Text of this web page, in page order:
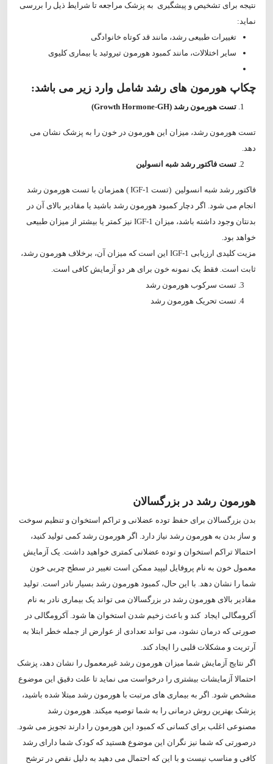
نتیجه برای تشخیص و پیشگیری به پزشک مراجعه تا شرایط ذیل را بررسی
نماید:
تغییرات طبیعی رشد، مانند قد کوتاه خانوادگی
سایر اختلالات، مانند کمبود هورمون تیروئید یا بیماری کلیوی
چکاپ هورمون های رشد شامل وارد زیر می باشد:
تست هورمون رشد (Growth Hormone-GH)
تست هورمون رشد، میزان این هورمون در خون را به پزشک نشان می
دهد.
تست فاکتور رشد شبه انسولین
فاکتور رشد شبه انسولین (تست IGF-1 ) همزمان با تست هورمون رشد
انجام می شود. اگر دچار کمبود هورمون رشد باشید یا مقادیر بالای آن در
بدنتان وجود داشته باشد، میزان IGF-1 نیز کمتر یا بیشتر از میزان طبیعی
خواهد بود.
مزیت کلیدی ارزیابی IGF-1 این است که میزان آن، برخلاف هورمون رشد،
ثابت است. فقط یک نمونه خون برای هر دو آزمایش کافی است.
تست سرکوب هورمون رشد
تست تحریک هورمون رشد
هورمون رشد در بزرگسالان
بدن بزرگسالان برای حفظ توده عضلانی و تراکم استخوان و تنظیم سوخت
و ساز بدن به هورمون رشد نیاز دارد. اگر هورمون رشد کمی تولید کنید،
احتمالا تراکم استخوان و توده عضلانی کمتری خواهید داشت. یک آزمایش
معمول خون به نام پروفایل لیپید ممکن است تغییر در سطح چربی خون
شما را نشان دهد. با این حال، کمبود هورمون رشد بسیار نادر است. تولید
مقادیر بالای هورمون رشد در بزرگسالان می تواند یک بیماری نادر به نام
آکرومگالی ایجاد کند و باعث زخیم شدن استخوان ها شود. آکرومگالی در
صورتی که درمان نشود، می تواند تعدادی از عوارض از جمله خطر ابتلا به
آرتریت و مشکلات قلبی را ایجاد کند.
اگر نتایج آزمایش شما میزان هورمون رشد غیرمعمول را نشان دهد، پزشک
احتمالا آزمایشات بیشتری را درخواست می نماید تا علت دقیق این موضوع
مشخص شود. اگر به بیماری های مرتبت با هورمون رشد مبتلا شده باشید،
پزشک بهترین روش درمانی را به شما توصیه میکند. هورمون رشد
مصنوعی اغلب برای کسانی که کمبود این هورمون را دارند تجویز می شود.
درصورتی که شما نیز نگران این موضوع هستید که کودک شما دارای رشد
کافی و مناسب نیست و با این که احتمال می دهید به دلیل نقص در ترشح